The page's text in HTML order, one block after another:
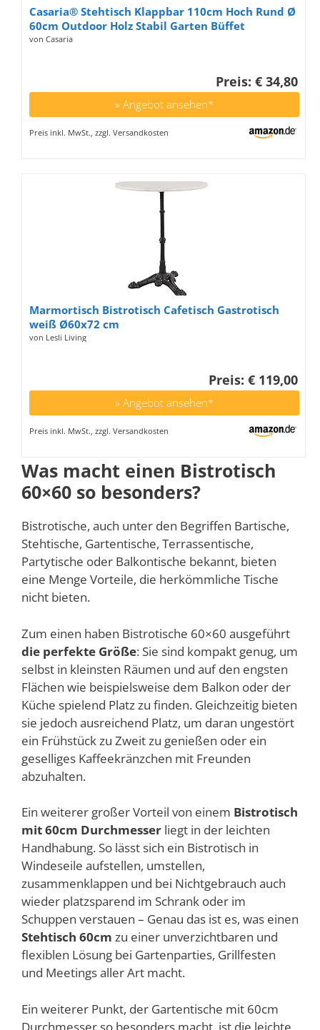
Casaria® Stehtisch Klappbar 110cm Hoch Rund Ø
60cm Outdoor Holz Stabil Garten Büffet
Bistrotisch Bartisch Biertisch Partytisch
von Casaria
Preis: € 34,80
» Angebot ansehen*
Preis inkl. MwSt., zzgl. Versandkosten
Marmortisch Bistrotisch Cafetisch Gastrotisch
weiß Ø60x72 cm
von Lesli Living
Preis: € 119,00
» Angebot ansehen*
Preis inkl. MwSt., zzgl. Versandkosten
Was macht einen Bistrotisch
60×60 so besonders?
Bistrotische, auch unter den Begriffen Bartische,
Stehtische, Gartentische, Terrassentische,
Partytische oder Balkontische bekannt, bieten
eine Menge Vorteile, die herkömmliche Tische
nicht bieten.
Zum einen haben Bistrotische 60×60 ausgeführt
die perfekte Größe: Sie sind kompakt genug, um
selbst in kleinsten Räumen und auf den engsten
Flächen wie beispielsweise dem Balkon oder der
Küche spielend Platz zu finden. Gleichzeitig bieten
sie jedoch ausreichend Platz, um daran ungestört
ein Frühstück zu Zweit zu genießen oder ein
geselliges Kaffeekränzchen mit Freunden
abzuhalten.
Ein weiterer großer Vorteil von einem Bistrotisch
mit 60cm Durchmesser liegt in der leichten
Handhabung. So lässt sich ein Bistrotisch in
Windeseile aufstellen, umstellen,
zusammenklappen und bei Nichtgebrauch auch
wieder platzsparend im Schrank oder im
Schuppen verstauen – Genau das ist es, was einen
Stehtisch 60cm zu einer unverzichtbaren und
flexiblen Lösung bei Gartenparties, Grillfesten
und Meetings aller Art macht.
Ein weiterer Punkt, der Gartentische mit 60cm
Durchmesser so besonders macht, ist die leichte